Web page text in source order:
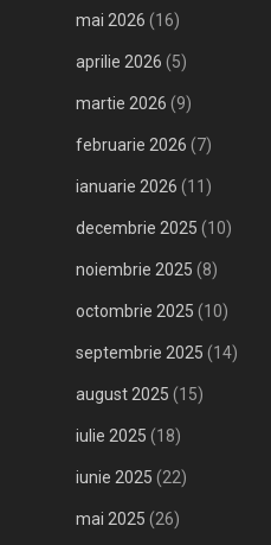
mai 2026 (16)
aprilie 2026 (5)
martie 2026 (9)
februarie 2026 (7)
ianuarie 2026 (11)
decembrie 2025 (10)
noiembrie 2025 (8)
octombrie 2025 (10)
septembrie 2025 (14)
august 2025 (15)
iulie 2025 (18)
iunie 2025 (22)
mai 2025 (26)